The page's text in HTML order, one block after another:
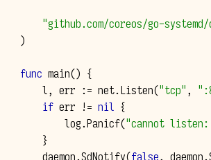
"github.com/coreos/go-systemd/
)
func main() {
l, err := net.Listen("tcp",
if err != nil {
log.Panicf("cannot listen:
}